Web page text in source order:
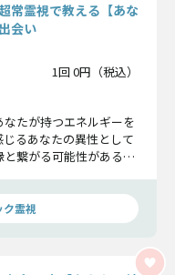
常霊視で教える【あな
会い
1回 0円（税込）
なたが持つエネルギーを
るあなたの異性として
繋がる可能性があるか
霊視